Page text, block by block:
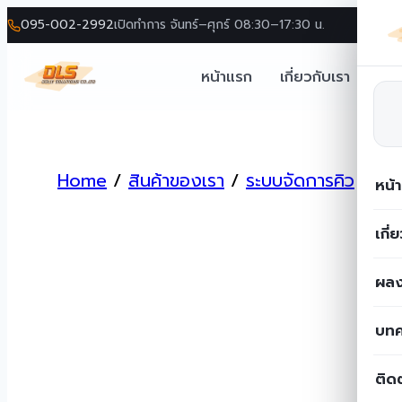
095-002-2992เปิดทำการ จันทร์–ศุกร์ 08:30–17:30 น.
หน้าแรก เกี่ยวกับเรา โ
หน้
เกี่
ผล
บท
ติด
contentHome / สินค้าของเรา / ระบบจัดการคิว อุ